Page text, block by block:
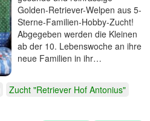
Golden-Retriever-Welpen aus 5-
Sterne-Familien-Hobby-Zucht!
Abgegeben werden die Kleinen
ab der 10. Lebenswoche an ihre
neue Familien in ihr…
Zucht "Retriever Hof Antonius"